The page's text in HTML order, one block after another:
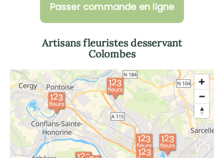
Passer commande en ligne
Artisans fleuristes desservant
Colombes